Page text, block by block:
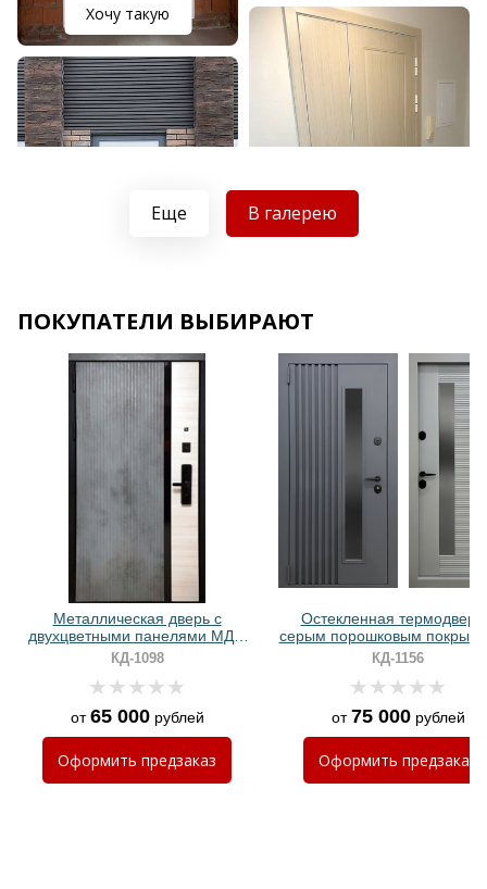
Хочу такую
Хочу такую
Еще В галерею
ПОКУПАТЕЛИ ВЫБИРАЮТ
Металлическая дверь с
двухцветными панелями МДФ
ПВХ и биометрическим замком
КД-1098
от65 000рублей
Оформить предзаказ
Остекленная термодверь
серым порошковым
реечным дизайном
КД-1156
от75 000рублей
Оформить предзаказ